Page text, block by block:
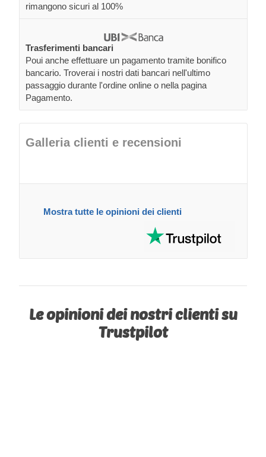
rimangono sicuri al 100%
Trasferimenti bancari
Poui anche effettuare un pagamento tramite bonifico
bancario. Troverai i nostri dati bancari nell'ultimo
passaggio durante l'ordine online o nella pagina
Pagamento.
Galleria clienti e recensioni
Mostra tutte le opinioni dei clienti
Le opinioni dei nostri clienti su
Trustpilot